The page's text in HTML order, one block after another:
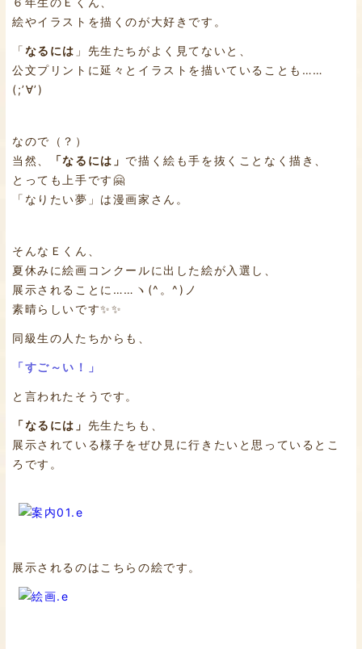
絵やイラストを描くのが大好きです。
「なるには 」先生たちがよく見てないと、
公文プリントに延々とイラストを描いていることも……
(;’∀’)
なので（？）
当然、
「なるには」 で描く絵も手を抜くことなく描き、
とっても上手です🤗
「なりたい夢」は漫画家さん。
そんなＥくん、
夏休みに絵画コンクールに出した絵が入選し、
展示されることに……ヽ(^。^)ノ
素晴らしいです✨✨
同級生の人たちからも、
「すご～い！」
と言われたそうです。
「なるには」 先生たちも、
展示されている様子をぜひ見に行きたいと思っているとこ
ろです。
展示されるのはこちらの絵です。